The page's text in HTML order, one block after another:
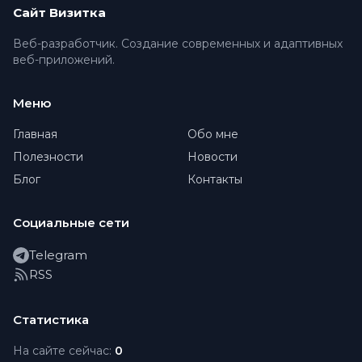
Сайт Визитка
Веб-разработчик. Создание современных и адаптивных
веб-приложений.
Меню
Главная
Обо мне
Полезности
Новости
Блог
Контакты
Социальные сети
Telegram
RSS
Статистика
На сайте сейчас: 0